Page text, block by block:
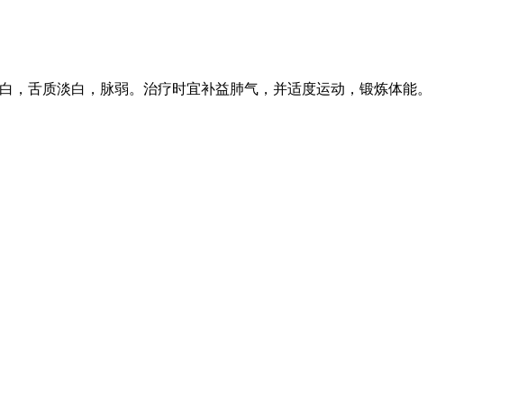
舌质淡白，脉弱。治疗时宜补益肺气，并适度运动，锻炼体能。